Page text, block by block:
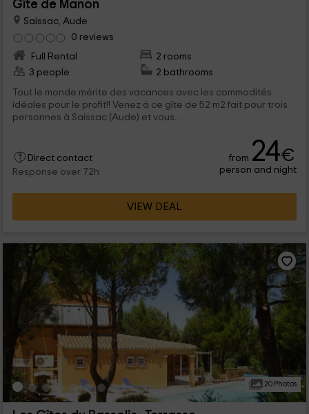
Gîte de Manon
Saissac, Aude
0 reviews
Full Rental
2 rooms
3 people
2 bathrooms
Tout le monde mérite des vacances avec les commodités
idéales pour le profit!! Venez à ce gîte de 52 m2 fait pour trois
personnes à Saissac (Aude) et vous...
Direct contact
Response over 72h
from 24€
person and night
VIEW DEAL
20 Photos